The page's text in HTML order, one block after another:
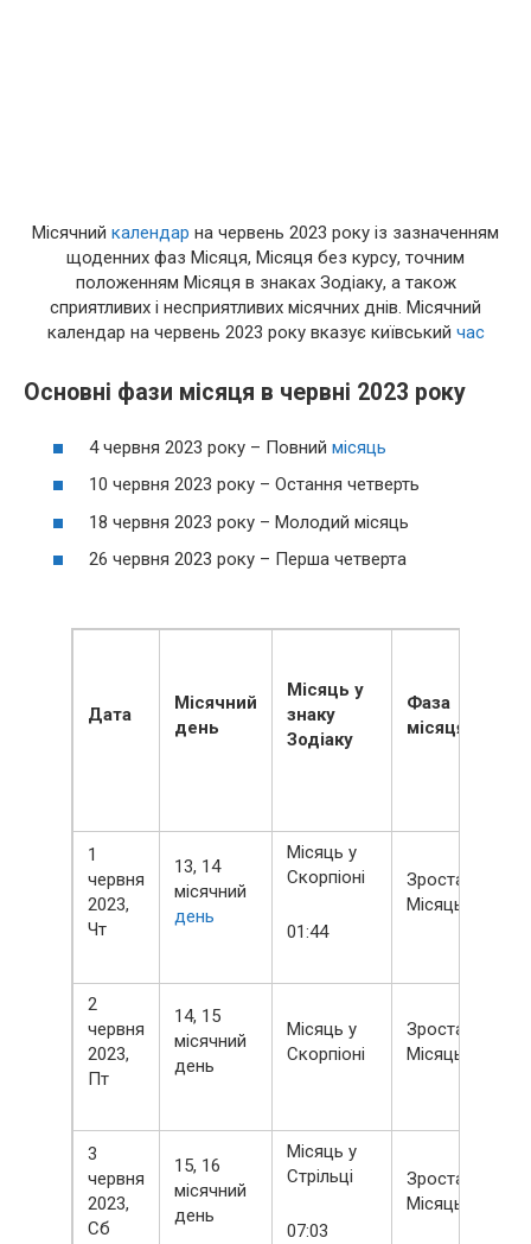
Місячний календар на червень 2023 року із зазначенням
щоденних фаз Місяця, Місяця без курсу, точним
положенням Місяця в знаках Зодіаку, а також
сприятливих і несприятливих місячних днів. Місячний
календар на червень 2023 року вказує київський час
Основні фази місяця в червні 2023 року
4 червня 2023 року – Повний місяць
10 червня 2023 року – Остання четверть
18 червня 2023 року – Молодий місяць
26 червня 2023 року – Перша четверта
Дата
Місячний
день
Місяць у
знаку
Зодіаку
Фаза
місяця
1
червня
2023,
Чт
13, 14
місячний
день
Місяць у
Скорпіоні
01:44
Зростаючий
Місяць
2
червня
2023,
Пт
14, 15
місячний
день
Місяць у
Скорпіоні
Зростаючий
Місяць
3
червня
2023,
Сб
15, 16
місячний
день
Місяць у
Стрільці
07:03
Зростаючий
Місяць